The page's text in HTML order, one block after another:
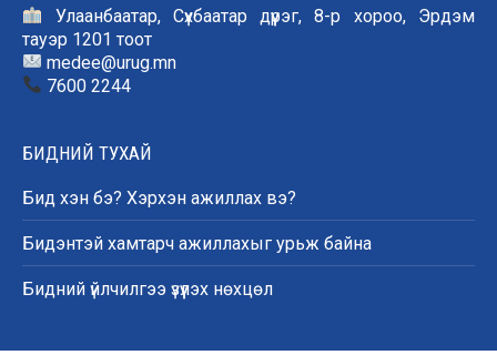
Улаанбаатар, Сүхбаатар дүүрэг, 8-р хороо, Эрдэм
тауэр 1201 тоот
medee@urug.mn
7600 2244
БИДНИЙ ТУХАЙ
Бид хэн бэ? Хэрхэн ажиллах вэ?
Бидэнтэй хамтарч ажиллахыг урьж байна
Бидний үйлчилгээ үзүүлэх нөхцөл